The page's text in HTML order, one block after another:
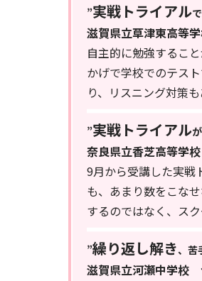
”実戦トライアル
滋賀県立草津東高等
自主的に勉強するこ
かげで学校でのテス
り、リスニング対策
”実戦トライアル
奈良県立香芝高等学
9月から受講した実戦
も、あまり数をこな
するのではなく、ス
”繰り返し解き、苦
滋賀県立河瀬中学校